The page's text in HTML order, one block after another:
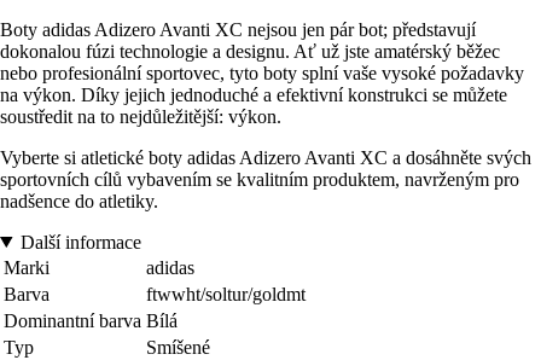
Boty adidas Adizero Avanti XC nejsou jen pár bot; představují
dokonalou fúzi technologie a designu. Ať už jste amatérský běžec
nebo profesionální sportovec, tyto boty splní vaše vysoké požadavky
na výkon. Díky jejich jednoduché a efektivní konstrukci se můžete
soustředit na to nejdůležitější: výkon.
Vyberte si atletické boty adidas Adizero Avanti XC a dosáhněte svých
sportovních cílů vybavením se kvalitním produktem, navrženým pro
nadšence do atletiky.
Další informace
Marki
adidas
Barva
ftwwht/soltur/goldmt
Dominantní barva Bílá
Typ
Smíšené